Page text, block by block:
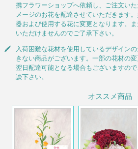
携フラワーショップへ依頼し、ご注文い
メージのお花を配達させていただきます
器および使用する花に変更となります。
いただけませんのでご了承下さい。
入荷困難な花材を使用しているデザイン
きない商品がございます。一部の花材の
翌日配達可能となる場合もございますの
談下さい。
オススメ商品